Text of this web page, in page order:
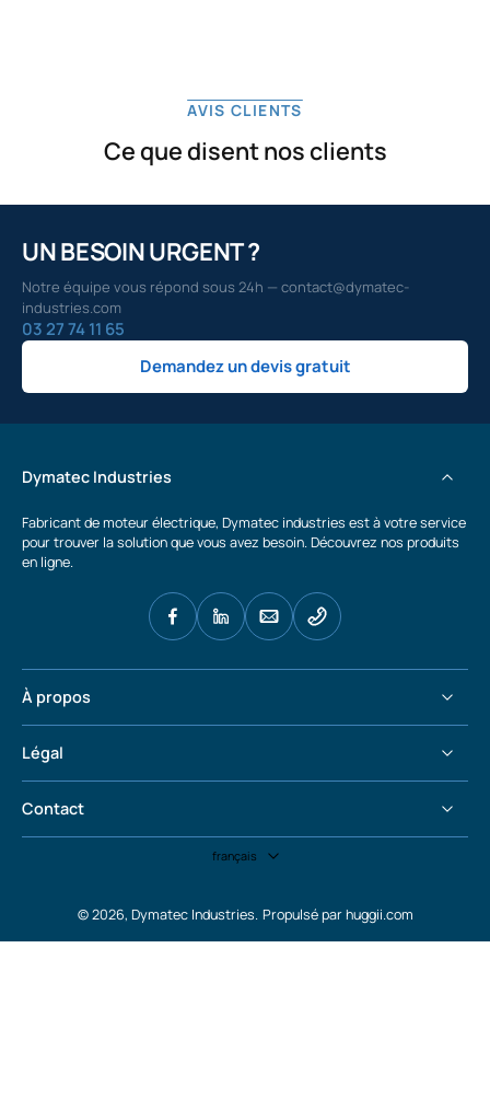
AVIS CLIENTS
Ce que disent nos clients
UN BESOIN URGENT ?
Notre équipe vous répond sous 24h — contact@dymatec-
industries.com
03 27 74 11 65
Demandez un devis gratuit
Dymatec Industries
Fabricant de moteur électrique, Dymatec industries est à votre service
pour trouver la solution que vous avez besoin. Découvrez nos produits
en ligne.
À propos
Légal
Contact
français
© 2026, Dymatec Industries. Propulsé par huggii.com